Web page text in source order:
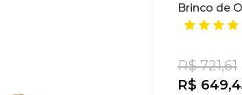
Brinco de
R$ 721,61
R$